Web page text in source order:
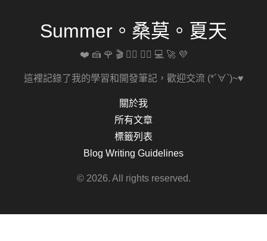
Summer。桑莫。夏天
❤️ 🍰 🌹 🎬 🚴‍♀️ 🏋️‍♀️ 💻 🚀 💜
這裡記錄了我的學習和開發筆記，歡迎交流 (*´∀`)~♥
關於我
所有文章
標籤列表
Blog Writing Guidelines
© 2026. All rights reserved.